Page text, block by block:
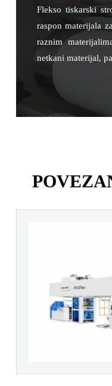
Flekso tiskarski
raspon materijala
raznim
netkani materijal,